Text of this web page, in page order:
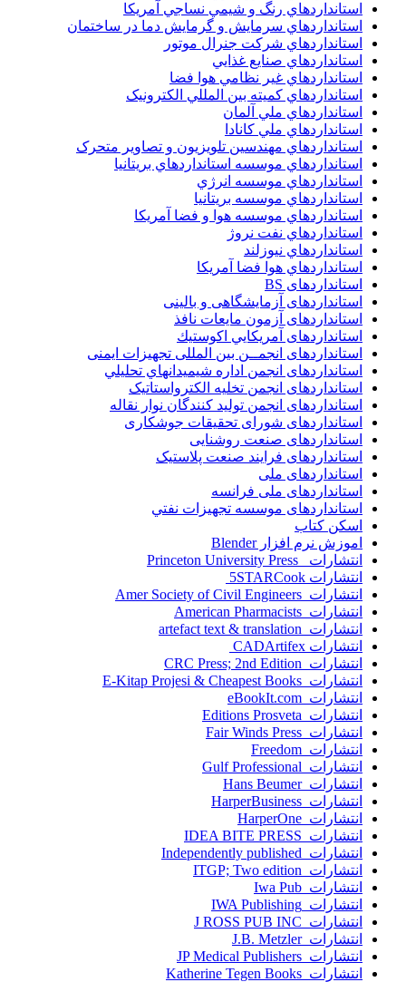
استانداردهاي رنگ و شيمي نساجي آمريکا
استانداردهاي سرمايش و گرمايش دما در ساختمان
استانداردهاي شرکت جنرال موتور
استانداردهاي صنايع غذايي
استانداردهاي غير نظامي هوا فضا
استانداردهاي کميته بين المللي الکترونيک
استانداردهاي ملي آلمان
استانداردهاي ملي کانادا
استانداردهاي مهندسين تلويزيون و تصاوير متحرک
استانداردهاي موسسه استانداردهاي بريتانيا
استانداردهاي موسسه انرژي
استانداردهاي موسسه بريتانيا
استانداردهاي موسسه هوا و فضا آمريکا
استانداردهاي نفت نروژ
استانداردهاي نيوزلند
استانداردهاي هوا فضا آمريکا
استانداردهای BS
استانداردهای آزمایشگاهی و بالینی
استانداردهای آزمون مایعات نافذ
استانداردهای آمريكايي اكوستيك
استانداردهای انجمــن بين المللى تجهيزات ايمنى
استانداردهای انجمن اداره شيميدانهاي تحليلي
استانداردهای انجمن تخليه الکترواستاتيک
استانداردهای انجمن توليد کنندگان نوار نقاله
استانداردهای شورای تحقیقات جوشکاری
استانداردهای صنعت روشنایی
استانداردهای فرايند صنعت پلاستيک
استانداردهای ملی
استانداردهای ملی فرانسه
استانداردهای موسسه تجهيزات نفتي
اسکن کتاب
اموزش نرم افزار Blender
انتشارات Princeton University Press
انتشارات ‎ 5STARCook
انتشارات Amer Society of Civil Engineers
انتشارات American Pharmacists
انتشارات artefact text & translation
انتشارات ‎ CADArtifex
انتشارات CRC Press; 2nd Edition
انتشارات E-Kitap Projesi & Cheapest Books
انتشارات eBookIt.com
انتشارات Editions Prosveta
انتشارات Fair Winds Press
انتشارات Freedom
انتشارات Gulf Professional
انتشارات Hans Beumer
انتشارات HarperBusiness
انتشارات HarperOne
انتشارات IDEA BITE PRESS
انتشارات Independently published
انتشارات ITGP; Two edition
انتشارات Iwa Pub
انتشارات IWA Publishing
انتشارات J ROSS PUB INC
انتشارات J.B. Metzler
انتشارات JP Medical Publishers
انتشارات Katherine Tegen Books